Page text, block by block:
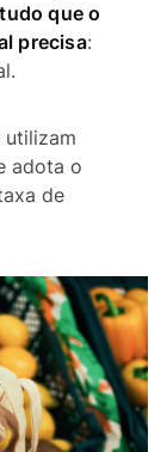
que o
precisa:
adota o
de